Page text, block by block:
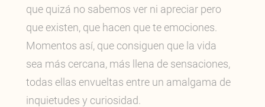
que quizá no sabemos ver ni apreciar pero
que existen, que hacen que te emociones.
Momentos así, que consiguen que la vida
sea más cercana, más llena de sensaciones,
todas ellas envueltas entre un amalgama de
inquietudes y curiosidad.